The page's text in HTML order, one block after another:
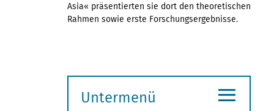
Asia« präsentierten sie dort den theoretischen
Rahmen sowie erste Forschungsergebnisse.
Untermenü
≡